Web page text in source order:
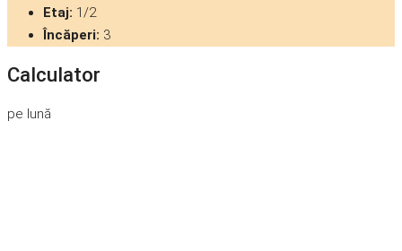
Etaj: 1/2
Încăperi: 3
Calculator
pe lună